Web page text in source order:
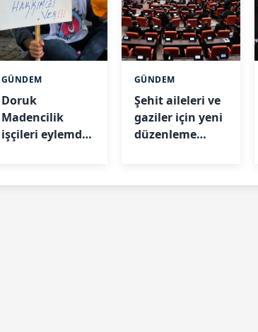
GÜNDEM
Doruk
Madencilik
işçileri eylemde:
GÜNDEM
Şehit aileleri ve
gaziler için yeni
düzenleme